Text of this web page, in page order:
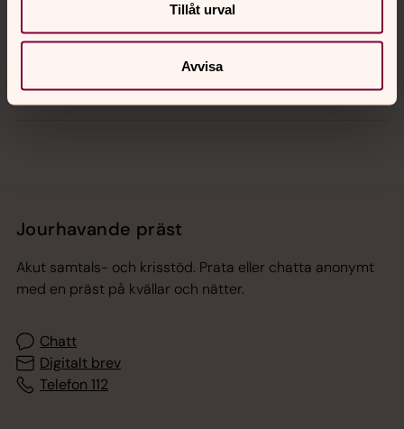
Tillåt urval
Avvisa
Sociala kanaler
Jourhavande präst
Akut samtals- och krisstöd. Prata eller chatta anonymt
med en präst på kvällar och nätter.
Chatt
Digitalt brev
Telefon 112